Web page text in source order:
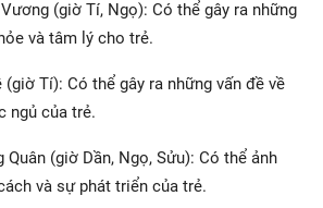
(giờ Tí, Ngọ): Có thể gây ra những
và tâm lý cho trẻ.
(giờ Tí): Có thể gây ra những vấn đề về
ngủ của trẻ.
Quân (giờ Dần, Ngọ, Sửu): Có thể ảnh
và sự phát triển của trẻ.